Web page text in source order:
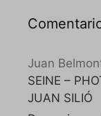
Juan
SEINE –
JUAN SILIÓ